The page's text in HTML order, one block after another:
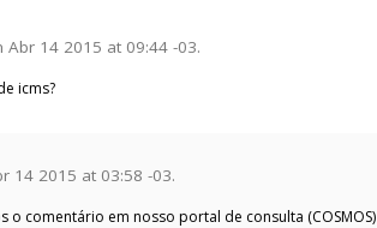
Abr 14 2015 at 09:44 -03.
icms?
14 2015 at 03:58 -03.
o comentário em nosso portal de consulta (COSMOS)